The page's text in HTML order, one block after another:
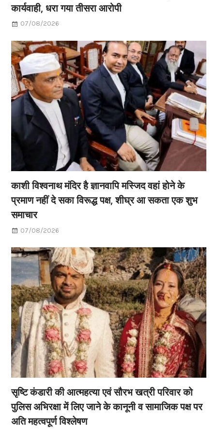
कार्यवाही, धरा गया तीसरा आरोपी
07/08/2026
काशी विश्वनाथ मंदिर है ज्ञानवापि मस्जिद वहां होने के
प्रमाण नहीं दे सका विरूद्ध पक्ष, शीघ्र आ सकता एक शुभ
समाचार
07/08/2026
सृष्टि कंडारी की आत्महत्या एवं सौरभ खत्री परिवार को
पुलिस अभिरक्षा में लिए जाने के कानूनी व सामाजिक पक्ष पर
अति महत्वपूर्ण विश्लेषण